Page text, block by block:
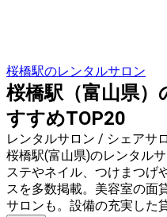
桜橋駅のレンタルサロン
桜橋駅（富山県
すすめTOP20
レンタルサロン / シェアサ
桜橋駅(富山県)のレンタル
ステやネイル、つけまつげ
スを多数掲載。美容室の面
サロンも。設備の充実した